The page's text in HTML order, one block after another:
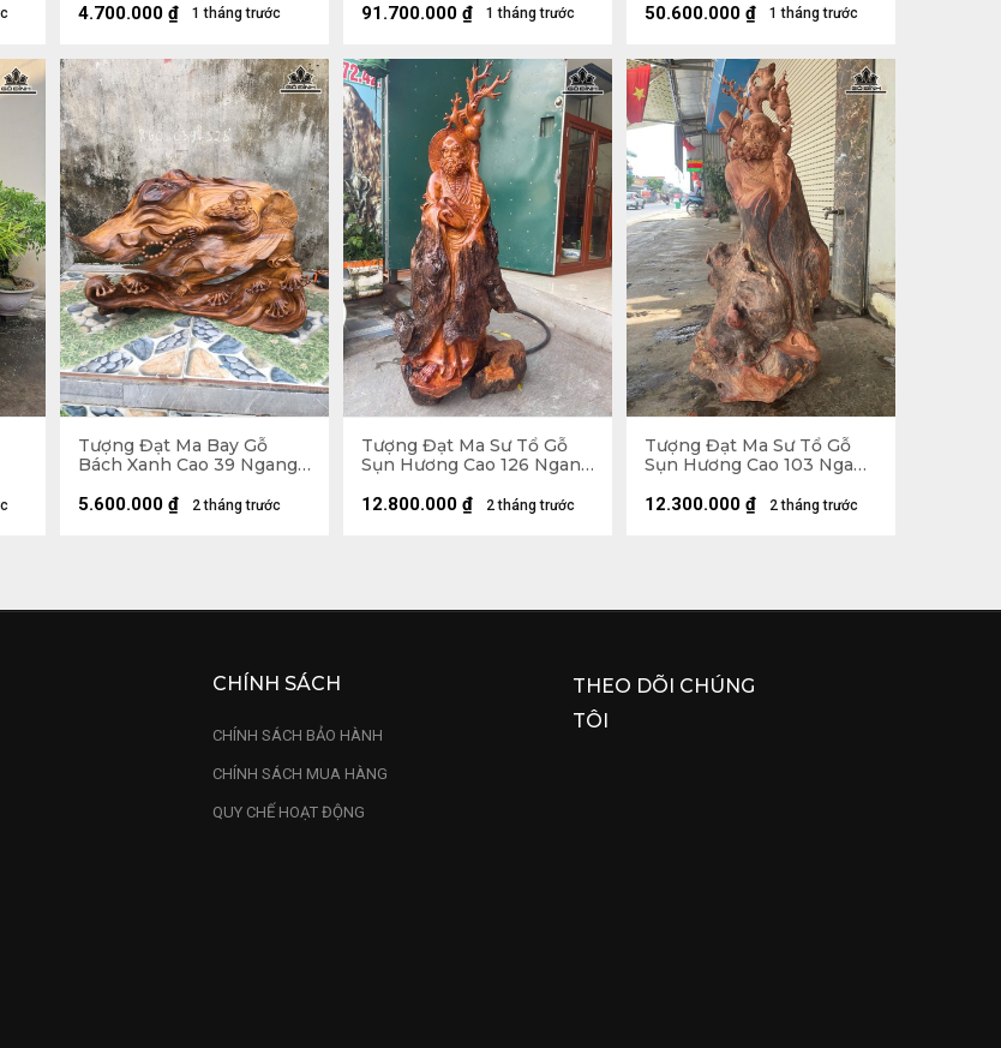
1 tháng trước
4.700.000 ₫ 1 tháng trước
91.700.000 ₫ 1 tháng trước
50.600.000 ₫
Tượng Đạt Ma Bay Gỗ
Bách Xanh Cao 39 Ngang
2 tháng trước
5.600.000 ₫
Tượng Đạt Ma Sư Tổ Gỗ
Sụn Hương Cao 126 Ngang
2 tháng trước
12.800.000 ₫
Tượng Đạt Ma Sư Tổ Gỗ
Sụn Hương Cao 103 Ngang
2 tháng trước
12.300.000 ₫
CHÍNH SÁCH
CHÍNH SÁCH BẢO HÀNH
CHÍNH SÁCH MUA HÀNG
QUY CHẾ HOẠT ĐỘNG
THEO DÕI CHÚNG
TÔI